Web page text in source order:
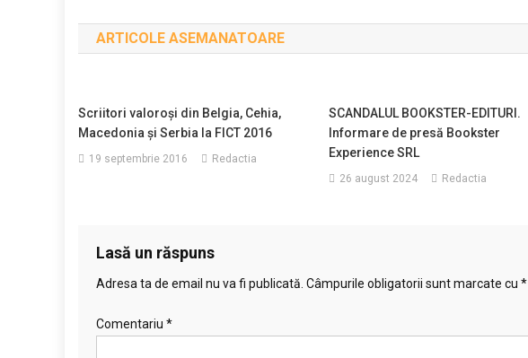
în
articole
ARTICOLE ASEMANATOARE
Scriitori valoroși din Belgia, Cehia,
Macedonia și Serbia la FICT 2016
19 septembrie 2016 Redactia
SCANDALUL BOOKSTER-EDITURI.
Informare de presă Bookster
Experience SRL
26 august 2024 Redactia
Lasă un răspuns
Adresa ta de email nu va fi publicată. Câmpurile obligatorii sunt marcate cu *
Comentariu *